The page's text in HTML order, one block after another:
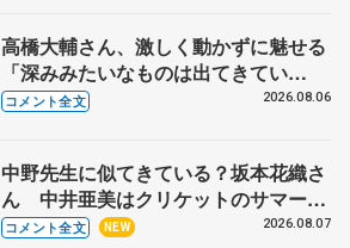
高橋大輔さん、激しく動かずに魅せる
「深みみたいなものは出てきてい
る？」 〝兄さん〟と慕うレジェンド
コメント全文 2026.08.06
中野先生に似てきている？坂本花織さ
ん 中井亜美はクリケットのサマーキ
ャンプに 島田麻央はたくさん試合に
コメント全文 NEW 2026.08.07